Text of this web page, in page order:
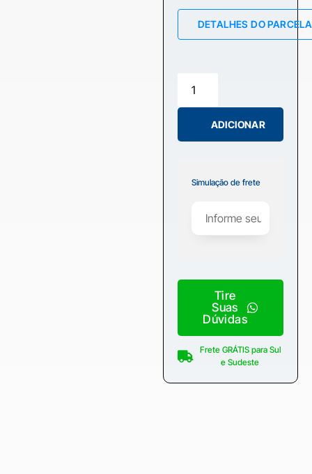
DETALHES DO
ADICIONAR
Simulação de frete
Tire
Suas
Dúvidas
Frete GRÁTIS para Sul
e Sudeste